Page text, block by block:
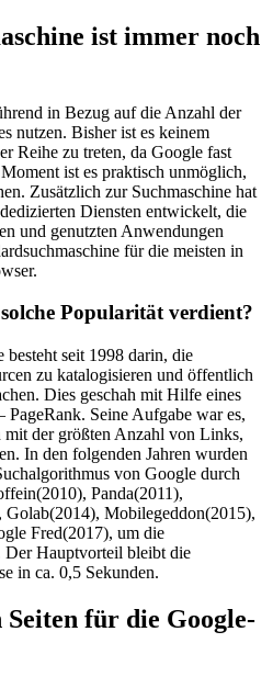
ist immer noch
in Bezug auf die Anzahl der
nutzen. Bisher ist es keinem
Reihe zu treten, da Google fast
ist es praktisch unmöglich,
Zusätzlich zur Suchmaschine hat
Diensten entwickelt, die
und genutzten Anwendungen
für die meisten in
Popularität verdient?
seit 1998 darin, die
zu katalogisieren und öffentlich
Dies geschah mit Hilfe eines
Seine Aufgabe war es,
mit der größten Anzahl von Links,
In den folgenden Jahren wurden
von Google durch
Panda(2011),
Mobilegeddon(2015),
Fred(2017), um die
Der Hauptvorteil bleibt die
in ca. 0,5 Sekunden.
für die Google-